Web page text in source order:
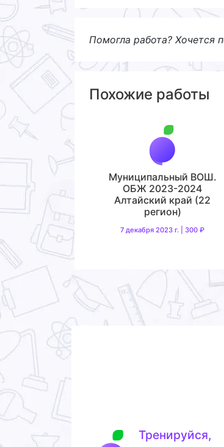
Помогла работа? Хочется
Похожие работы
Муниципальный ВОШ.
ОБЖ 2023-2024
Алтайский край (22
регион)
7 декабря 2023 г. | 300 ₽
Тренируйся,